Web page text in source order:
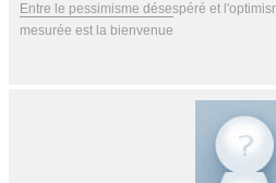
Entre le pessimisme désespéré et
mesurée est la bienvenue